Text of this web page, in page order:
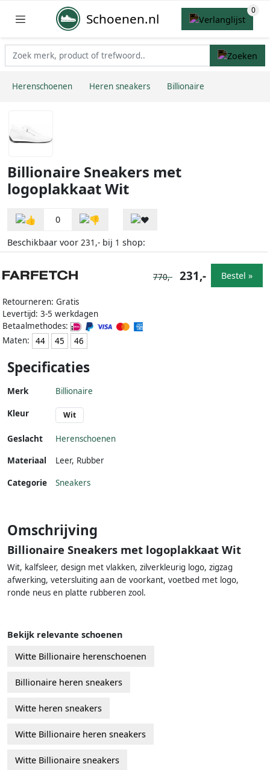
Schoenen.nl
Herenschoenen Heren sneakers Billionaire
Billionaire Sneakers met
logoplakkaat Wit
0
Beschikbaar voor 231,- bij 1 shop:
Retourneren: Gratis
Levertijd: 3-5 werkdagen
Betaalmethodes:
Maten:
44 45 46
770,- 231,- Bestel »
Specificaties
Merk Billionaire
Kleur Wit
Geslacht
Herenschoenen
Materiaal
Leer, Rubber
Categorie Sneakers
Omschrijving
Billionaire Sneakers met logoplakkaat Wit
Wit, kalfsleer, design met vlakken, zilverkleurig logo, zigzag
afwerking, vetersluiting aan de voorkant, voetbed met logo,
ronde neus en platte rubberen zool.
Bekijk relevante schoenen
Witte Billionaire herenschoenen
Billionaire heren sneakers
Witte heren sneakers
Witte Billionaire heren sneakers
Witte Billionaire sneakers